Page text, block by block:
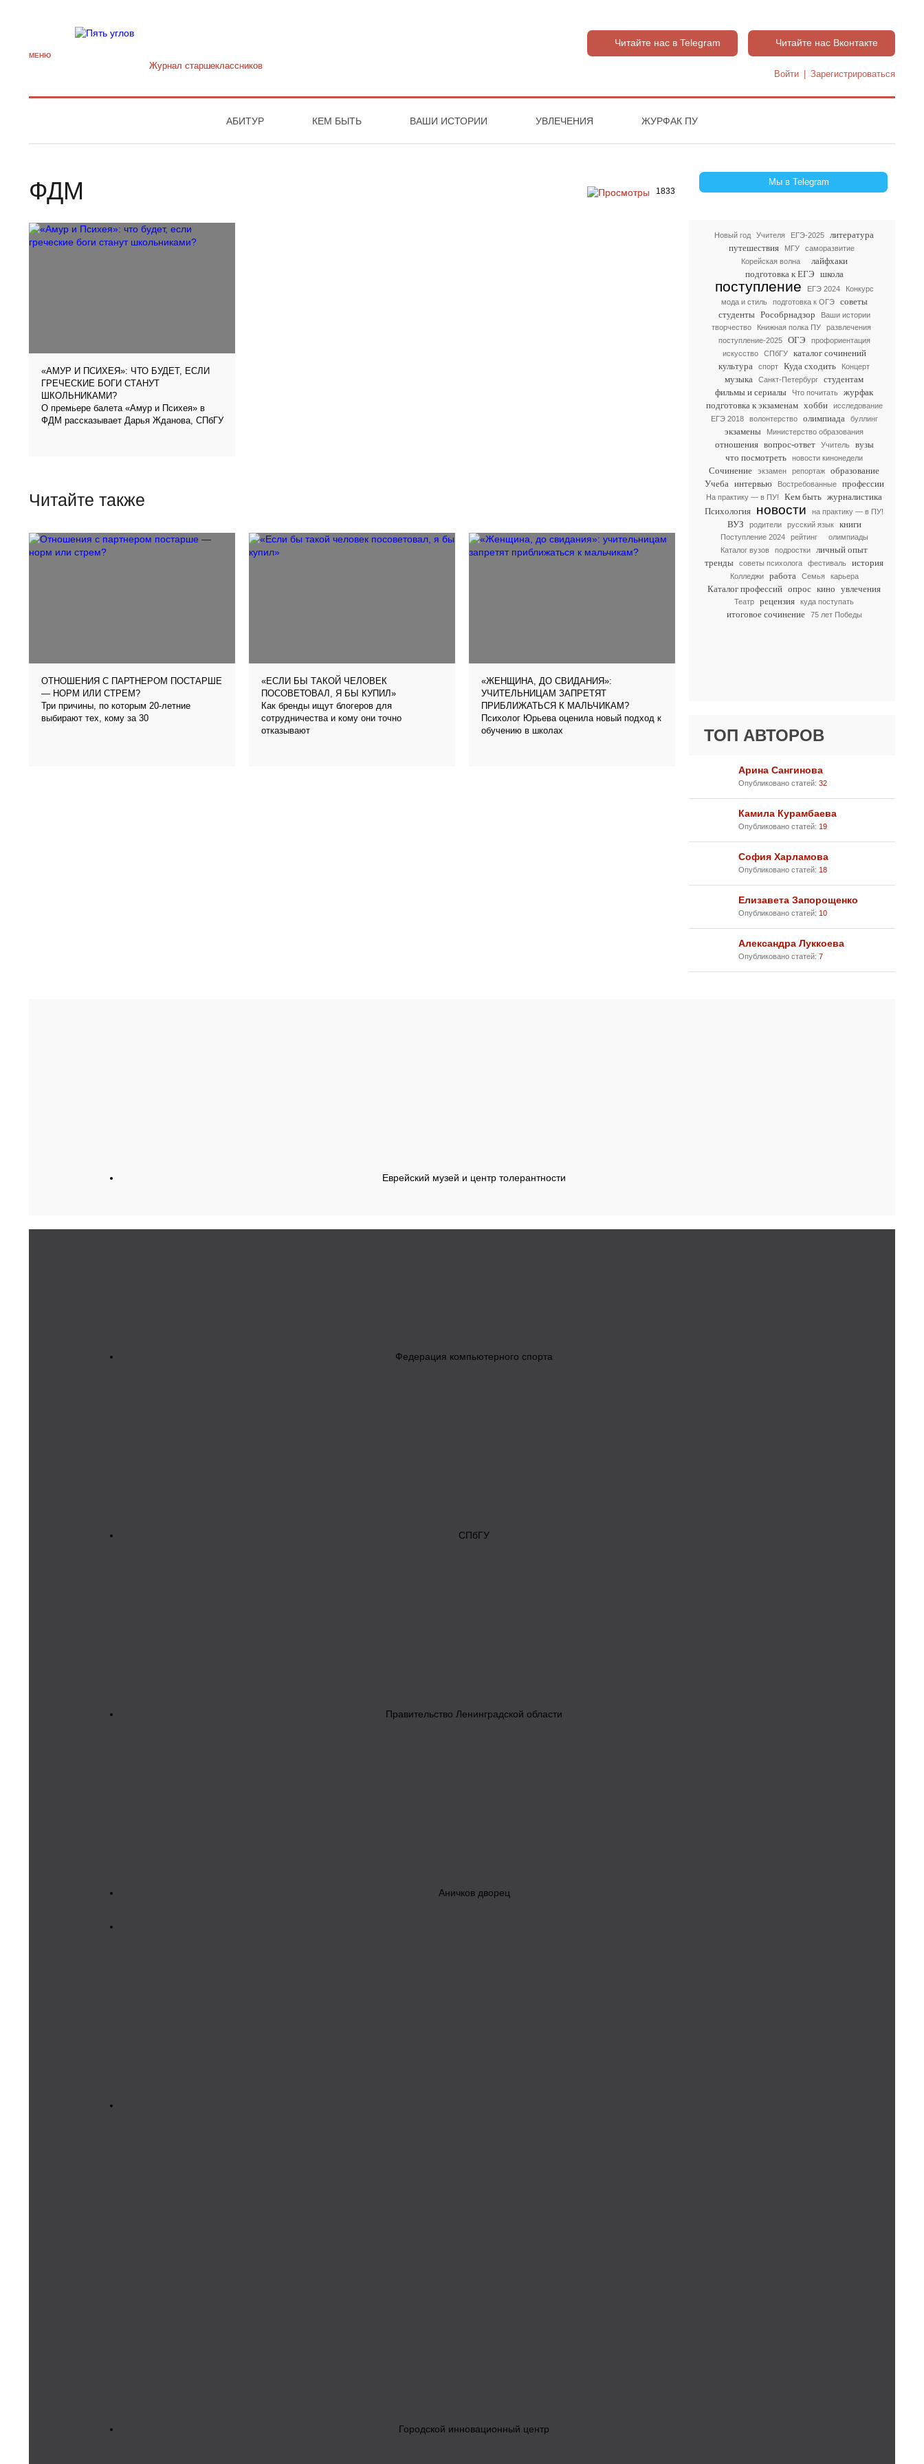
МЕНЮ
Журнал старшекласcников
Читайте нас в Telegram Читайте нас Вконтакте
Войти Зарегистрироваться
АБИТУР КЕМ БЫТЬ ВАШИ ИСТОРИИ УВЛЕЧЕНИЯ ЖУРФАК ПУ
Мы в Telegram
Новый год Учителя ЕГЭ-2025
литература
путешествия
МГУ
саморазвитие
Корейская волна
лайфхаки
подготовка к ЕГЭ школа
поступление ЕГЭ 2024
Конкурс
мода и стиль
подготовка к ОГЭ
советы
студенты Рособрнадзор
Ваши истории
творчество
Книжная полка ПУ
развлечения
поступление-2025
ОГЭ
профориентация
искусство
СПбГУ
каталог сочинений
культура
спорт Куда сходить Концерт
музыка Санкт-Петербург
студентам
фильмы и сериалы
Что почитать
журфак
подготовка к экзаменам хобби
исследование
ЕГЭ 2018
волонтерство олимпиада буллинг
экзамены Министерство образования
отношения вопрос-ответ Учитель
вузы
что посмотреть
новости кинонедели
Сочинение экзамен репортаж
образование
Учеба интервью Востребованные профессии
На практику — в ПУ! Кем быть журналистика
Психология новости на практику — в ПУ!
ВУЗ родители русский язык книги
Поступление 2024 рейтинг
олимпиады
Каталог вузов
подростки
личный опыт
тренды
советы психолога фестиваль история
Колледжи работа Семья карьера
Каталог профессий опрос кино увлечения
Театр рецензия куда поступать
итоговое сочинение 75 лет Победы
ТОП АВТОРОВ
Арина Сангинова
Опубликовано статей: 32
Камила Курамбаева
Опубликовано статей: 19
София Харламова
Опубликовано статей: 18
Елизавета Запорощенко
Опубликовано статей: 10
Александра Луккоева
Опубликовано статей: 7
1833
ФДМ
«АМУР И ПСИХЕЯ»: ЧТО БУДЕТ, ЕСЛИ
ГРЕЧЕСКИЕ БОГИ СТАНУТ
ШКОЛЬНИКАМИ?
О премьере балета «Амур и Психея» в
ФДМ рассказывает Дарья Жданова, СПбГУ
Читайте также
ОТНОШЕНИЯ С ПАРТНЕРОМ ПОСТАРШЕ
— НОРМ ИЛИ СТРЕМ?
Три причины, по которым 20-летние
выбирают тех, кому за 30
«ЕСЛИ БЫ ТАКОЙ ЧЕЛОВЕК
ПОСОВЕТОВАЛ, Я БЫ КУПИЛ»
Как бренды ищут блогеров для
сотрудничества и кому они точно
отказывают
«ЖЕНЩИНА, ДО СВИДАНИЯ»:
УЧИТЕЛЬНИЦАМ ЗАПРЕТЯТ
ПРИБЛИЖАТЬСЯ К МАЛЬЧИКАМ?
Психолог Юрьева оценила новый подход к
обучению в школах
Еврейский музей и центр толерантности
Федерация компьютерного спорта
СПбГУ
Правительство Ленинградской области
Аничков дворец
Городской инновационный центр